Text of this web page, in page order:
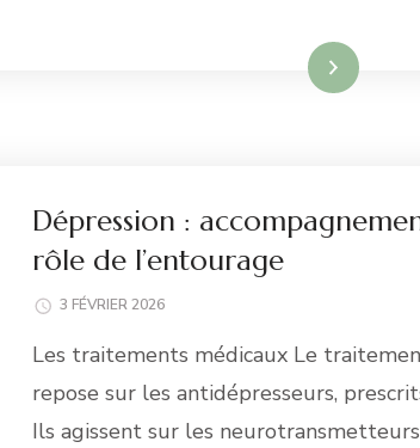
Lire la suite
Dépression :
rôle de l’entourage
3 FÉVRIER 2026
Les traitements médicaux Le
repose sur les antidépresseurs,
Ils agissent sur les